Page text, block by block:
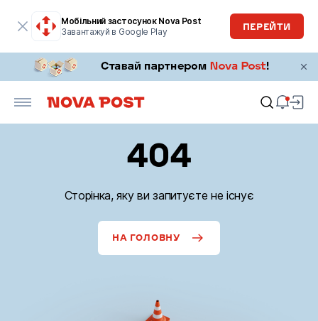
Мобільний застосунок Nova Post
Завантажуй в Google Play
ПЕРЕЙТИ
404
Сторінка, яку ви запитуєте не існує
НА ГОЛОВНУ